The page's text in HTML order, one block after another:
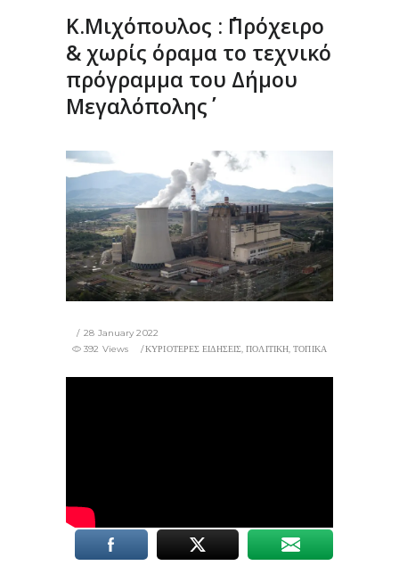
Κ.Μιχόπουλος : ΄΄Πρόχειρο
& χωρίς όραμα το τεχνικό
πρόγραμμα του Δήμου
Μεγαλόπολης΄΄
28 January 2022
ΚΥΡΙΟΤΕΡΕΣ ΕΙΔΗΣΕΙΣ,ΠΟΛΙΤΙΚΗ,ΤΟΠΙΚΑ
392 Views